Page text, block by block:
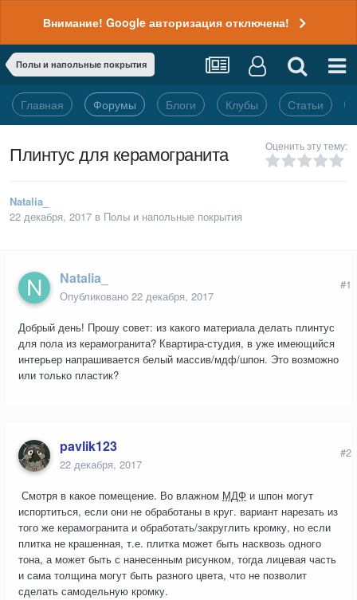
Внимание! Google авторизация отключена!
Полы и напольные покрытия
Главная Форумы Блоги Клубы Статьи
Плинтус для керамогранита Оценить эту тему:
Natalia_
22 декабря, 2017 в Полы и напольные покрытия
Natalia_
Опубликовано 22 декабря, 2017
#1
Добрый день! Прошу совет: из какого материала делать плинтус
для пола из керамогранита? Квартира-студия, в уже имеющийся
интерьер напрашивается белый массив/мдф/шпон. Это возможно
или только пластик?
pavlik123
22 декабря, 2017
#2
Смотря в какое помещение. Во влажном МДФ и шпон могут
испортиться, если они не обработаны в круг. вариант нарезать из
того же керамогранита и обработать/закруглить кромку, но если
плитка не крашенная, т.е. плитка может быть насквозь одного
тона, а может быть с нанесенным рисунком, тогда лицевая часть
и сама толщина могут быть разного цвета, что не позволит
сделать самодельную кромку.